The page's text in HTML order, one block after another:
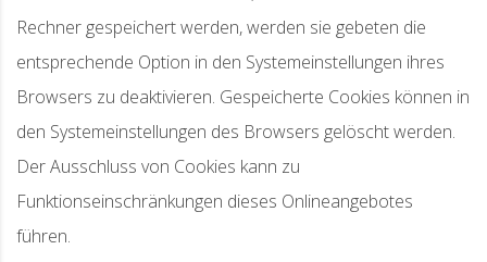
Rechner gespeichert werden, werden sie gebeten die
entsprechende Option in den Systemeinstellungen ihres
Browsers zu deaktivieren. Gespeicherte Cookies können in
den Systemeinstellungen des Browsers gelöscht werden.
Der Ausschluss von Cookies kann zu
Funktionseinschränkungen dieses Onlineangebotes
führen.